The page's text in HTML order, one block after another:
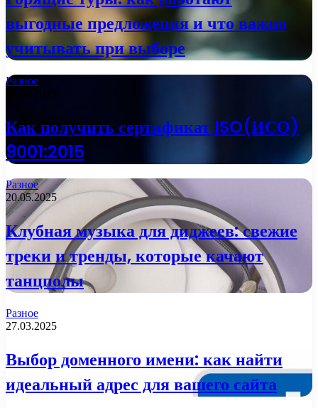
выгодные предложения и что важно
учитывать при выборе
Разное
Как получить сертификат ISO(ИСО)
9001:2015
Разное
20.05.2025
Клубная музыка для диджеев: свежие
треки и тренды, которые качают
танцполы
Разное
27.03.2025
Выбор доменного имени: как найти
идеальный адрес для вашего сайта